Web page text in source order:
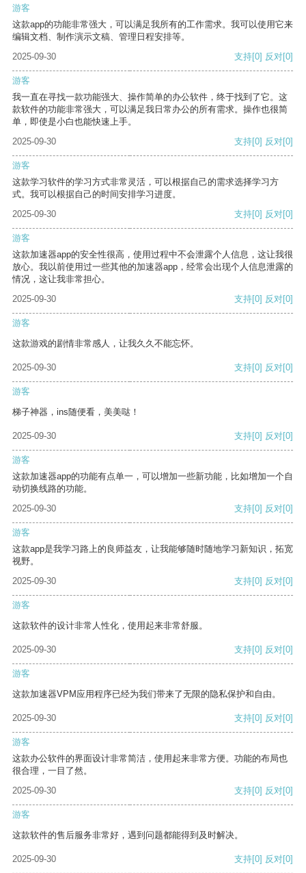
游客
这款app的功能非常强大，可以满足我所有的工作需求。我可以使用它来
编辑文档、制作演示文稿、管理日程安排等。
2025-09-30
支持[0] 反对[0]
游客
我一直在寻找一款功能强大、操作简单的办公软件，终于找到了它。这
款软件的功能非常强大，可以满足我日常办公的所有需求。操作也很简
单，即使是小白也能快速上手。
2025-09-30
支持[0] 反对[0]
游客
这款学习软件的学习方式非常灵活，可以根据自己的需求选择学习方
式。我可以根据自己的时间安排学习进度。
2025-09-30
支持[0] 反对[0]
游客
这款加速器app的安全性很高，使用过程中不会泄露个人信息，这让我很
放心。我以前使用过一些其他的加速器app，经常会出现个人信息泄露的
情况，这让我非常担心。
2025-09-30
支持[0] 反对[0]
游客
这款游戏的剧情非常感人，让我久久不能忘怀。
2025-09-30 支持[0] 反对[0]
游客
梯子神器，ins随便看，美美哒！
2025-09-30 支持[0] 反对[0]
游客
这款加速器app的功能有点单一，可以增加一些新功能，比如增加一个自
动切换线路的功能。
2025-09-30
支持[0] 反对[0]
游客
这款app是我学习路上的良师益友，让我能够随时随地学习新知识，拓宽
视野。
2025-09-30
支持[0] 反对[0]
游客
这款软件的设计非常人性化，使用起来非常舒服。
2025-09-30 支持[0] 反对[0]
游客
这款加速器VPM应用程序已经为我们带来了无限的隐私保护和自由。
2025-09-30 支持[0] 反对[0]
游客
这款办公软件的界面设计非常简洁，使用起来非常方便。功能的布局也
很合理，一目了然。
2025-09-30
支持[0] 反对[0]
游客
这款软件的售后服务非常好，遇到问题都能得到及时解决。
2025-09-30 支持[0] 反对[0]